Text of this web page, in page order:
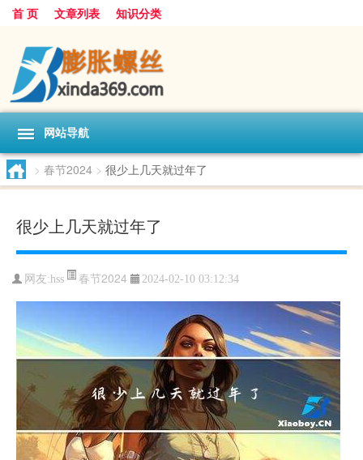
首 页 文章列表 知识分类
网站导航
> 春节2024 > 很少上几天就过年了
很少上几天就过年了
网友:hss 春节2024 2024-02-10 03:12:34